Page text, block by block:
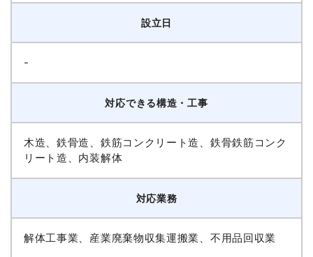
設立日
-
対応できる構造・工事
木造、鉄骨造、鉄筋コンクリート造、鉄骨鉄筋コンク
リート造、内装解体
対応業務
解体工事業、産業廃棄物収集運搬業、不用品回収業